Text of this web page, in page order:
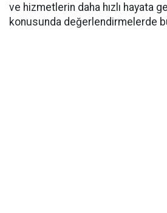
ve hizmetlerin daha hızlı hayata
konusunda değerlendirmelerde